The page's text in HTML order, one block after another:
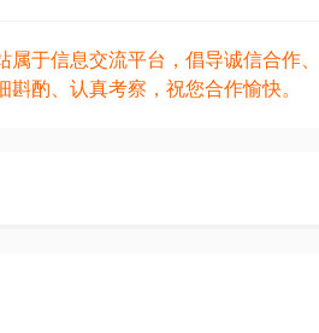
属于信息交流平台，倡导诚信合作
斟酌、认真考察，祝您合作愉快。